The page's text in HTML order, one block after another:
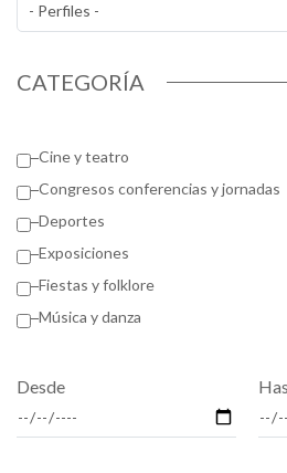
CATEGORÍA
Cine y teatro
Congresos conferencias y jornadas
Deportes
Exposiciones
Fiestas y folklore
Música y danza
Desde